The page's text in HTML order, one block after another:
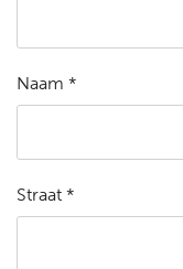
Naam *
Straat *